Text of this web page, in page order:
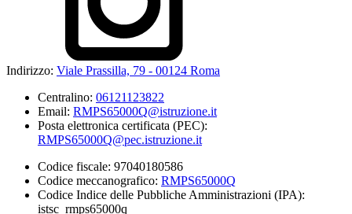
Indirizzo: Viale Prassilla, 79 - 00124 Roma
Centralino: 06121123822
Email: RMPS65000Q@istruzione.it
Posta elettronica certificata (PEC):
RMPS65000Q@pec.istruzione.it
Codice fiscale: 97040180586
Codice meccanografico: RMPS65000Q
Codice Indice delle Pubbliche Amministrazioni (IPA):
istsc_rmps65000q